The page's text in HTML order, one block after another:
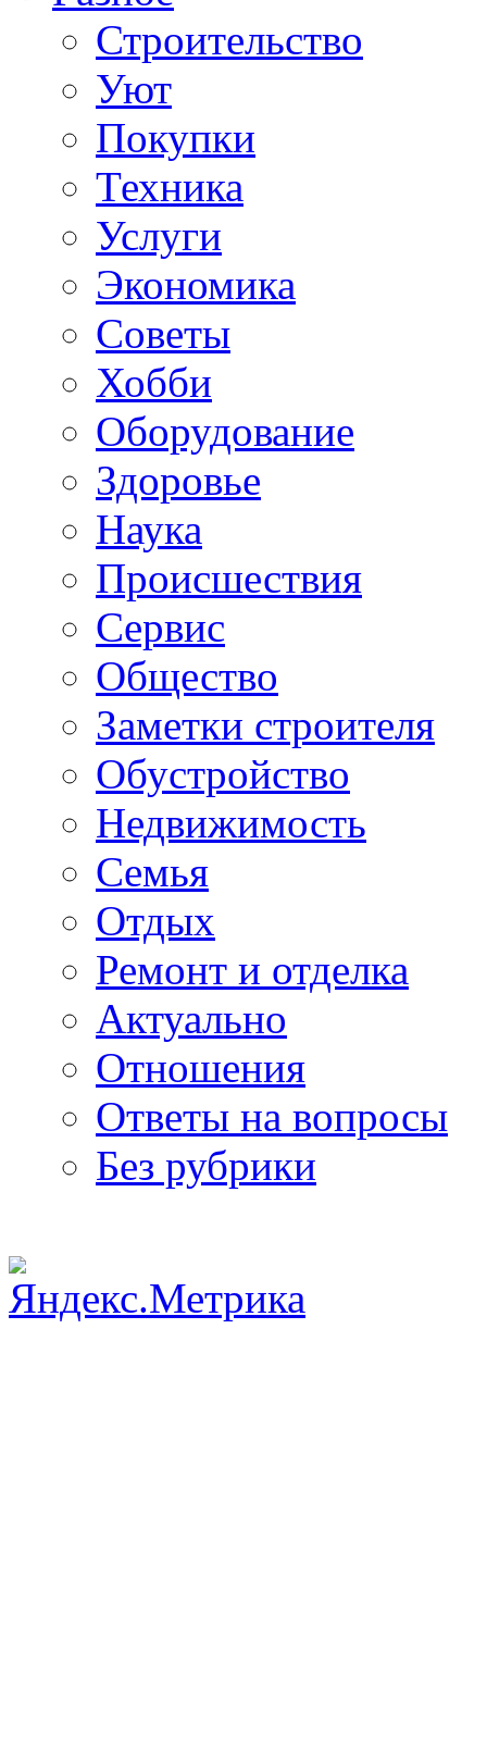
Строительство
Уют
Покупки
Техника
Услуги
Экономика
Советы
Хобби
Oборудование
Здоровье
Наука
Происшествия
Сервис
Общество
Заметки строителя
Обустройство
Недвижимость
Семья
Отдых
Ремонт и отделка
Актуально
Отношения
Ответы на вопросы
Без рубрики